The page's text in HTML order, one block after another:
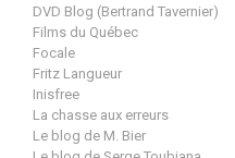
DVD Blog (Bertrand Tavernier)
Films du Québec
Focale
Fritz Langueur
Inisfree
La chasse aux erreurs
Le blog de M. Bier